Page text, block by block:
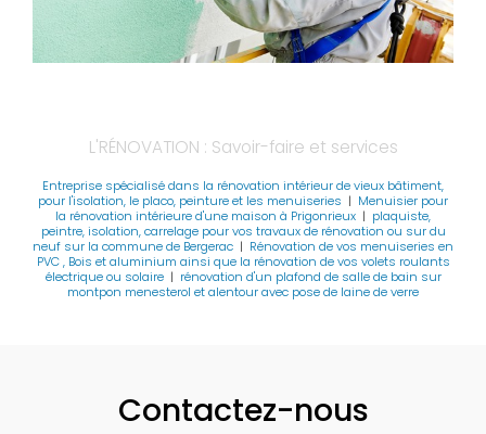
L'RÉNOVATION : Savoir-faire et services
Entreprise spécialisé dans la rénovation intérieur de vieux bâtiment,
pour l'isolation, le placo, peinture et les menuiseries | Menuisier pour
la rénovation intérieure d'une maison à Prigonrieux | plaquiste,
peintre, isolation, carrelage pour vos travaux de rénovation ou sur du
neuf sur la commune de Bergerac | Rénovation de vos menuiseries en
PVC , Bois et aluminium ainsi que la rénovation de vos volets roulants
électrique ou solaire| rénovation d'un plafond de salle de bain sur
montpon menesterol et alentour avec pose de laine de verre
Contactez-nous